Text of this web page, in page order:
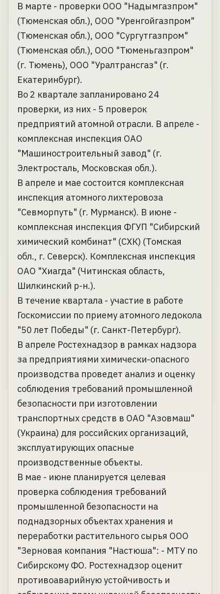
В марте - проверки ООО "Надымгазпром"
(Тюменская обл.), ООО "Уренгойгазпром"
(Тюменская обл.), ООО "Сургутгазпром"
(Тюменская обл.), ООО "Тюменьгазпром"
(г. Тюмень), ООО "Уралтрансгаз" (г.
Екатеринбург).
Во 2 квартале запланировано 24
проверки, из них - 5 проверок
предприятий атомной отрасли. В апреле -
комплексная инспекция ОАО
"Машиностроительный завод" (г.
Электросталь, Московская обл.).
В апреле и мае состоится комплексная
инспекция атомного лихтеровоза
"Севморпуть" (г. Мурманск). В июне -
комплексная инспекция ФГУП "Сибирский
химический комбинат" (СХК) (Томская
обл., г. Северск). Комплексная инспекция
ОАО "Хиагда" (Читинская область,
Шилкинский р-н.).
В течение квартала - участие в работе
Госкомиссии по приему атомного ледокола
"50 лет Победы" (г. Санкт-Петербург).
В апреле Ростехнадзор в рамках надзора
за предприятиями химически-опасного
производства проведет анализ и оценку
соблюдения требований промышленной
безопасности при изготовлении
транспортных средств в ОАО "Азовмаш"
(Украина) для российских организаций,
эксплуатирующих опасные
производственные объекты.
В мае - июне планируется целевая
проверка соблюдения требований
промышленной безопасности на
поднадзорных объектах хранения и
переработки растительного сырья ООО
"Зерновая компания "Настюша": - МТУ по
Сибирскому ФО. Ростехнадзор оценит
противоаварийную устойчивость и